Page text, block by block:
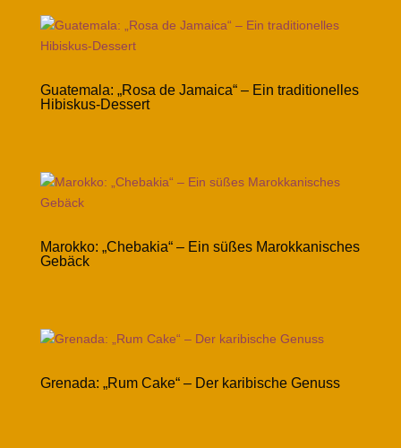
Guatemala: „Rosa de Jamaica“ – Ein traditionelles
Hibiskus-Dessert
Marokko: „Chebakia“ – Ein süßes Marokkanisches
Gebäck
Grenada: „Rum Cake“ – Der karibische Genuss